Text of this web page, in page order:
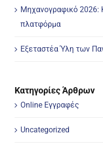
Μηχανογραφικό 2026:
πλατφόρμα
Εξεταστέα Ύλη των
Κατηγορίες Άρθρων
Online Εγγραφές
Uncategorized